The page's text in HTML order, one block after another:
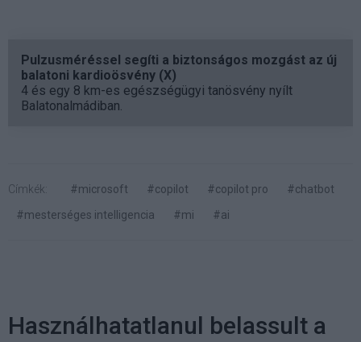
Pulzusméréssel segíti a biztonságos mozgást az új
balatoni kardioösvény (X)
4 és egy 8 km-es egészségügyi tanösvény nyílt
Balatonalmádiban.
Címkék: #microsoft #copilot #copilot pro
#chatbot
#mesterséges intelligencia
#mi #ai
Használhatatlanul belassult a